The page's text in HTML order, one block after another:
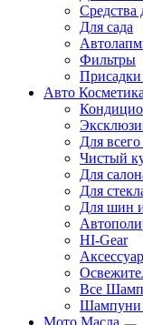
Средства
Для сада
Фильтры
Авто Косметика
Для
Чистый
Для
Для
Для шин
HI-Gear
Все
Шампуни
Мото Масла